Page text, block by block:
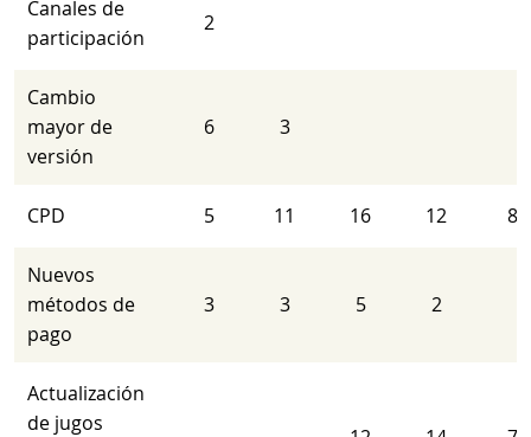
Canales de
participación
2
Cambio
mayor de
versión
6 3
CPD 5 11 16 12 8
Nuevos
métodos de
pago
3 3 5 2
Actualización
de jugos